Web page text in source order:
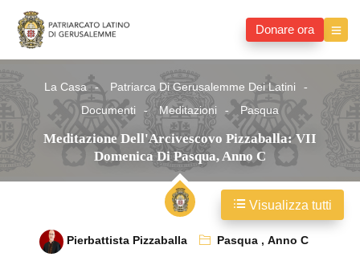
Donare ora
La Casa
Patriarca Di Gerusalemme Dei Latini
Documenti
Meditazioni Pasqua
Meditazione Dell'Arcivescovo Pizzaballa: VII
Domenica Di Pasqua, Anno C
Pierbattista Pizzaballa Pasqua,Anno C
Visualizza tutti